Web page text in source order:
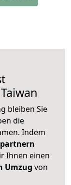
bleiben Sie
die
Indem
Ihnen einen
Umzug von